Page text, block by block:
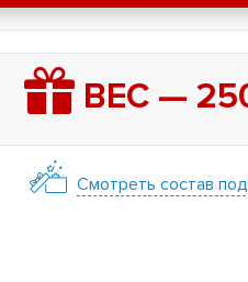
ВЕС —
Смотреть состав